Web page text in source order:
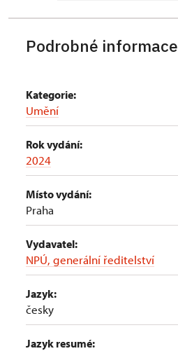
Podrobné informace
Kategorie:
Umění
Rok vydání:
2024
Místo vydání:
Praha
Vydavatel:
NPÚ, generální ředitelství
Jazyk:
česky
Jazyk resumé: